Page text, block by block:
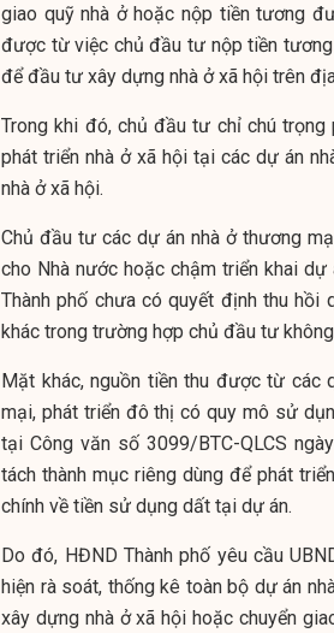
giao quỹ nhà ở hoặc nộp tiền tương
được từ việc chủ đầu tư nộp tiền
để đầu tư xây dựng nhà ở xã hội trên
Trong khi đó, chủ đầu tư chỉ chú
phát triển nhà ở xã hội tại các dự án
nhà ở xã hội.
Chủ đầu tư các dự án nhà ở thương
cho Nhà nước hoặc chậm triển khai dự
Thành phố chưa có quyết định thu
khác trong trường hợp chủ đầu tư
Mặt khác, nguồn tiền thu được từ các
mại, phát triển đô thị có quy mô sử
tại Công văn số 3099/BTC-QLCS
tách thành mục riêng dùng để phát
chính về tiền sử dụng dất tại dự án.
Do đó, HĐND Thành phố yêu cầu
hiện rà soát, thống kê toàn bộ dự án
xây dựng nhà ở xã hội hoặc chuyển